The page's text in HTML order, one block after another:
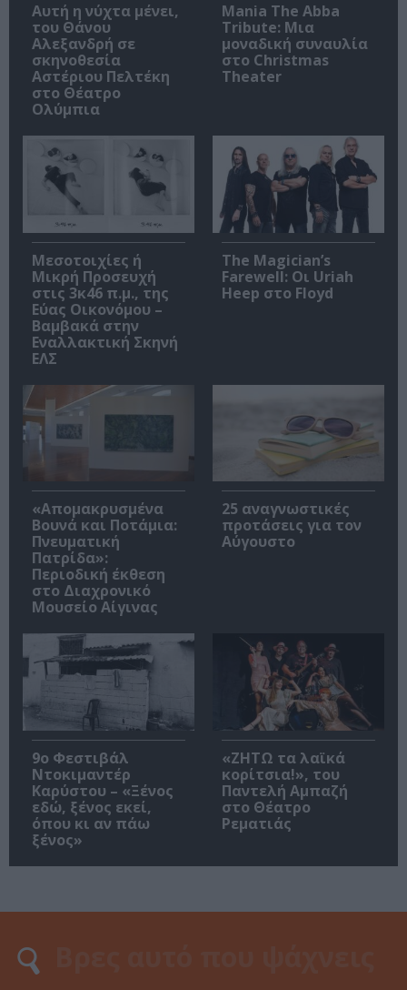
Αυτή η νύχτα μένει,
του Θάνου
Αλεξανδρή σε
σκηνοθεσία
Αστέριου Πελτέκη
στο Θέατρο
Ολύμπια
Mania The Abba
Tribute: Μια
μοναδική συναυλία
στο Christmas
Theater
Μεσοτοιχίες ή
Μικρή Προσευχή
στις 3κ46 π.μ., της
Εύας Οικονόμου –
Βαμβακά στην
Εναλλακτική Σκηνή
ΕΛΣ
The Magician’s
Farewell: Οι Uriah
Heep στο Floyd
«Απομακρυσμένα
Βουνά και Ποτάμια:
Πνευματική
Πατρίδα»:
Περιοδική έκθεση
στο Διαχρονικό
Μουσείο Αίγινας
25 αναγνωστικές
προτάσεις για τον
Αύγουστο
9ο Φεστιβάλ
Ντοκιμαντέρ
Καρύστου – «Ξένος
εδώ, ξένος εκεί,
όπου κι αν πάω
ξένος»
«ΖΗΤΩ τα λαϊκά
κορίτσια!», του
Παντελή Αμπαζή
στο Θέατρο
Ρεματιάς